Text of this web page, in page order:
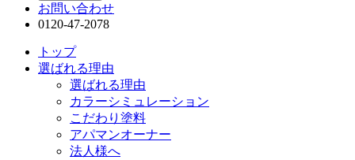
お問い合わせ
0120-47-2078
トップ
選ばれる理由
選ばれる理由
カラーシミュレーション
こだわり塗料
アパマンオーナー
法人様へ